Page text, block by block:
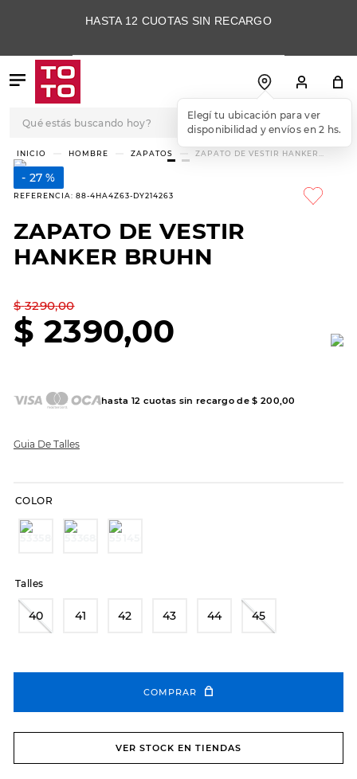
HASTA 12 CUOTAS SIN RECARGO
Elegí tu ubicación para ver
disponibilidad y envíos en 2 hs.
HOMBRE ZAPATOS
ZAPATO DE VESTIR HANKER
27 %
REFERENCIA: 88-4HA4Z63-DY214263
ZAPATO DE VESTIR
HANKER BRUHN
$ 3290,00
$ 2390,00
hasta 12 cuotas sin recargo de$ 200 ,00
Guia De Talles
COLOR
Talles
40 41 42 43 44 45
COMPRAR
VER STOCK EN TIENDAS
TÉRMINOS MÁS
BUSCADOS
3.
skechers slip-ins